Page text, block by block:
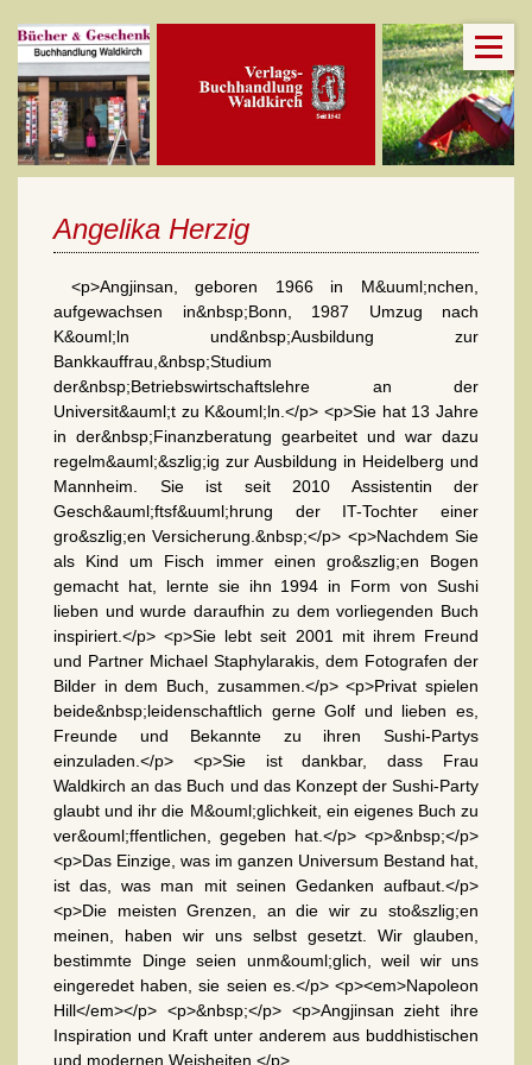
Angelika Herzig
<p>Angjinsan, geboren 1966 in M&uuml;nchen,
aufgewachsen in&nbsp;Bonn, 1987 Umzug nach
K&ouml;ln und&nbsp;Ausbildung zur
Bankkauffrau,&nbsp;Studium
der&nbsp;Betriebswirtschaftslehre an der
Universit&auml;t zu K&ouml;ln.</p> <p>Sie hat 13 Jahre
in der&nbsp;Finanzberatung gearbeitet und war dazu
regelm&auml;&szlig;ig zur Ausbildung in Heidelberg und
Mannheim. Sie ist seit 2010 Assistentin der
Gesch&auml;ftsf&uuml;hrung der IT-Tochter einer
gro&szlig;en Versicherung.&nbsp;</p> <p>Nachdem Sie
als Kind um Fisch immer einen gro&szlig;en Bogen
gemacht hat, lernte sie ihn 1994 in Form von Sushi
lieben und wurde daraufhin zu dem vorliegenden Buch
inspiriert.</p> <p>Sie lebt seit 2001 mit ihrem Freund
und Partner Michael Staphylarakis, dem Fotografen der
Bilder in dem Buch, zusammen.</p> <p>Privat spielen
beide&nbsp;leidenschaftlich gerne Golf und lieben es,
Freunde und Bekannte zu ihren Sushi-Partys
einzuladen.</p> <p>Sie ist dankbar, dass Frau
Waldkirch an das Buch und das Konzept der Sushi-Party
glaubt und ihr die M&ouml;glichkeit, ein eigenes Buch zu
ver&ouml;ffentlichen, gegeben hat.</p> <p>&nbsp;</p>
<p>Das Einzige, was im ganzen Universum Bestand hat,
ist das, was man mit seinen Gedanken aufbaut.</p>
<p>Die meisten Grenzen, an die wir zu sto&szlig;en
meinen, haben wir uns selbst gesetzt. Wir glauben,
bestimmte Dinge seien unm&ouml;glich, weil wir uns
eingeredet haben, sie seien es.</p> <p><em>Napoleon
Hill</em></p> <p>&nbsp;</p> <p>Angjinsan zieht ihre
Inspiration und Kraft unter anderem aus buddhistischen
und modernen Weisheiten.</p>